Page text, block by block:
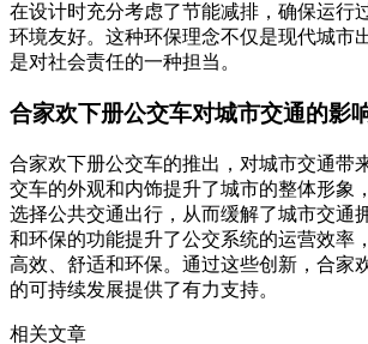
在设计时充分考虑了节能减排，确保运行
环境友好。这种环保理念不仅是现代城市
是对社会责任的一种担当。
合家欢下册公交车对城市交通的影
合家欢下册公交车的推出，对城市交通带
交车的外观和内饰提升了城市的整体形象
选择公共交通出行，从而缓解了城市交通
和环保的功能提升了公交系统的运营效率
高效、舒适和环保。通过这些创新，合家
的可持续发展提供了有力支持。
相关文章